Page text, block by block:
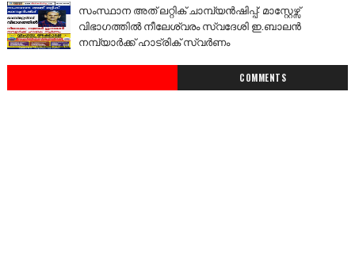
സംസ്ഥാന അത് ലറ്റിക് ചാമ്പ്യൻഷിപ്പ്: മാസ്റ്റേഴ്സ്
വിഭാഗത്തിൽ നീലേശ്വരം സ്വദേശി ഇ.ബാലൻ
നമ്പ്യാർക്ക് ഹാട്രിക് സ്വർണം
COMMENTS